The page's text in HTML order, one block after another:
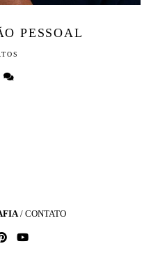
PESSOAL
/ CONTATO